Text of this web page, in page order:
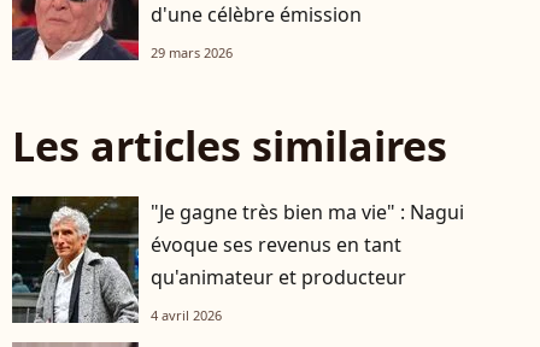
d'une célèbre émission
29 mars 2026
Les articles similaires
"Je gagne très bien ma vie" : Nagui
évoque ses revenus en tant
qu'animateur et producteur
4 avril 2026